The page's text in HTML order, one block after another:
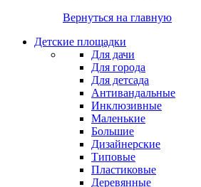
Вернуться на главную
Детские площадки
Для дачи
Для города
Для детсада
Антивандальные
Инклюзивные
Маленькие
Большие
Дизайнерские
Типовые
Пластиковые
Деревянные